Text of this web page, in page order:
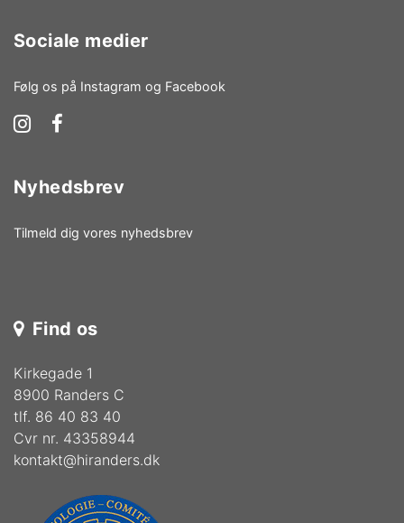
Sociale medier
Følg os på Instagram og Facebook
Nyhedsbrev
Tilmeld dig vores nyhedsbrev
Find os
Kirkegade 1
8900 Randers C
tlf. 86 40 83 40
Cvr nr. 43358944
kontakt@hiranders.dk